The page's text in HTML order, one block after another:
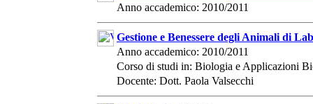
Anno accademico: 2010/2011
Gestione e Benessere degli Animali di
Anno accademico: 2010/2011
Corso di studi in: Biologia e Applicazioni
Docente: Dott. Paola Valsecchi